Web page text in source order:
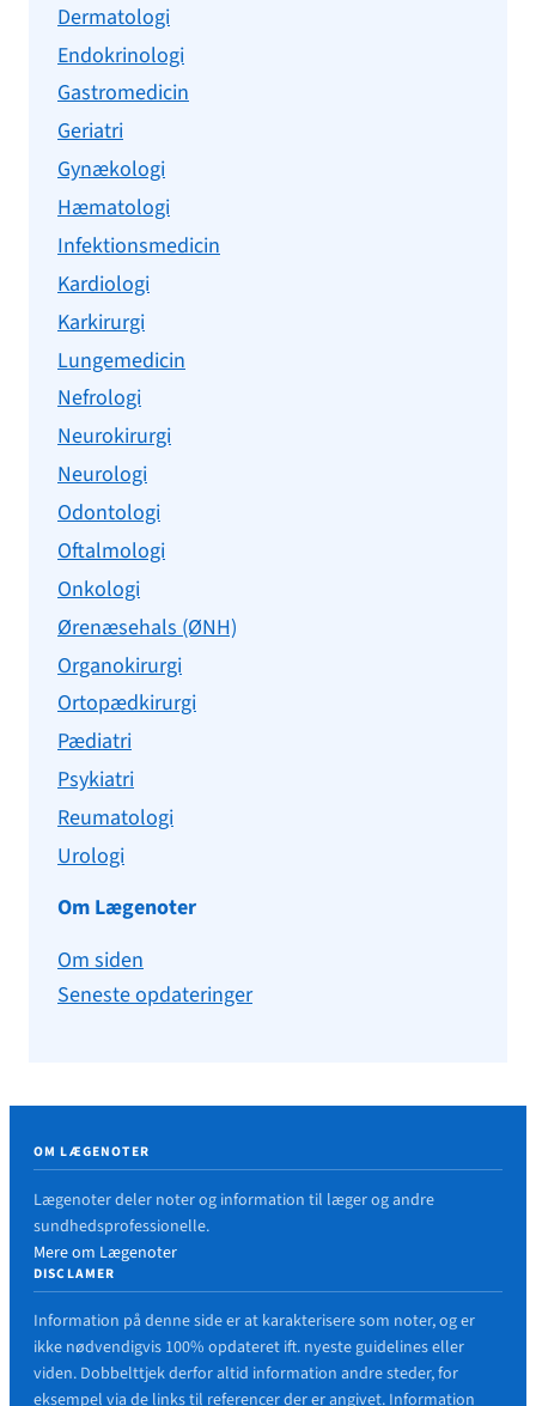
Dermatologi
Endokrinologi
Gastromedicin
Geriatri
Gynækologi
Hæmatologi
Infektionsmedicin
Kardiologi
Karkirurgi
Lungemedicin
Nefrologi
Neurokirurgi
Neurologi
Odontologi
Oftalmologi
Onkologi
Ørenæsehals (ØNH)
Organokirurgi
Ortopædkirurgi
Pædiatri
Psykiatri
Reumatologi
Urologi
Om Lægenoter
Om siden
Seneste opdateringer
OM LÆGENOTER
Lægenoter deler noter og information til læger og andre
sundhedsprofessionelle.
Mere om Lægenoter
DISCLAMER
Information på denne side er at karakterisere som noter, og er
ikke nødvendigvis 100% opdateret ift. nyeste guidelines eller
viden. Dobbelttjek derfor altid information andre steder, for
eksempel via de links til referencer der er angivet. Information